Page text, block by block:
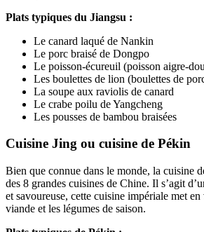
Plats typiques du Jiangsu :
Le canard laqué de Nankin
Le porc braisé de Dongpo
Le poisson-écureuil (poisson aigre-
Les boulettes de lion (boulettes de
La soupe aux raviolis de canard
Le crabe poilu de Yangcheng
Les pousses de bambou braisées
Cuisine Jing ou cuisine de Pékin
Bien que connue dans le monde, la cuisine
des 8 grandes cuisines de Chine. Il s’agit
et savoureuse, cette cuisine impériale met
viande et les légumes de saison.